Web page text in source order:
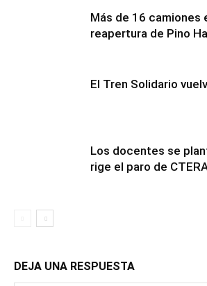
Más de 16 camiones
reapertura de Pino
El Tren Solidario
Los docentes se
rige el paro de
DEJA UNA RESPUESTA